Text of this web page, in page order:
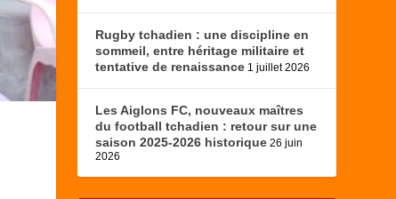
Rugby tchadien : une discipline en
sommeil, entre héritage militaire et
tentative de renaissance 1 juillet 2026
Les Aiglons FC, nouveaux maîtres
du football tchadien : retour sur une
saison 2025-2026 historique 26 juin
2026